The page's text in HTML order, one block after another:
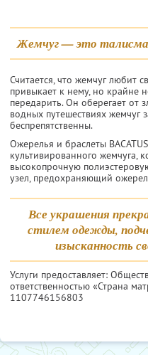
Жемчуг — это
Считается, что жемчуг любит
привыкает к нему, но крайне
переда­рить. Он оберегает от
водных путешествиях жемчуг
беспрепят­ственны.
Ожерелья и браслеты
культивированного жемчуга,
высокопрочную
узел, предохраняющий
Все украшения
стилем одежды,
изысканность
Услуги предоставляет:
ответственностью «Страна
1107746156803